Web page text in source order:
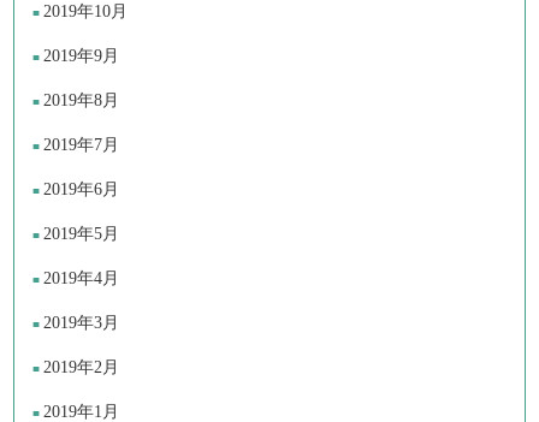
2019年10月
2019年9月
2019年8月
2019年7月
2019年6月
2019年5月
2019年4月
2019年3月
2019年2月
2019年1月